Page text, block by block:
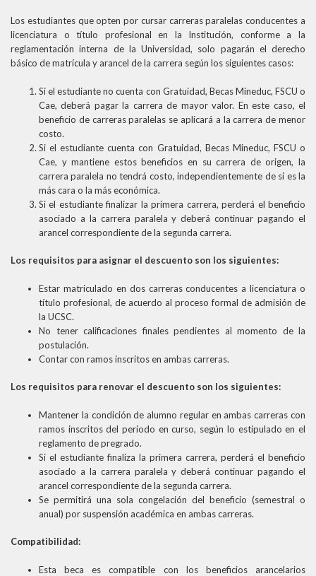
Los estudiantes que opten por cursar carreras paralelas conducentes a
licenciatura o título profesional en la Institución, conforme a la
reglamentación interna de la Universidad, solo pagarán el derecho
básico de matrícula y arancel de la carrera según los siguientes casos:
Si el estudiante no cuenta con Gratuidad, Becas Mineduc, FSCU o
Cae, deberá pagar la carrera de mayor valor. En este caso, el
beneficio de carreras paralelas se aplicará a la carrera de menor
costo.
Si el estudiante cuenta con Gratuidad, Becas Mineduc, FSCU o
Cae, y mantiene estos beneficios en su carrera de origen, la
carrera paralela no tendrá costo, independientemente de si es la
más cara o la más económica.
Si el estudiante finalizar la primera carrera, perderá el beneficio
asociado a la carrera paralela y deberá continuar pagando el
arancel correspondiente de la segunda carrera.
Los requisitos para asignar el descuento son los siguientes:
Estar matriculado en dos carreras conducentes a licenciatura o
título profesional, de acuerdo al proceso formal de admisión de
la UCSC.
No tener calificaciones finales pendientes al momento de la
postulación.
Contar con ramos inscritos en ambas carreras.
Los requisitos para renovar el descuento son los siguientes:
Mantener la condición de alumno regular en ambas carreras con
ramos inscritos del periodo en curso, según lo estipulado en el
reglamento de pregrado.
Si el estudiante finaliza la primera carrera, perderá el beneficio
asociado a la carrera paralela y deberá continuar pagando el
arancel correspondiente de la segunda carrera.
Se permitirá una sola congelación del beneficio (semestral o
anual) por suspensión académica en ambas carreras.
Compatibilidad:
Esta beca es compatible con los beneficios arancelarios